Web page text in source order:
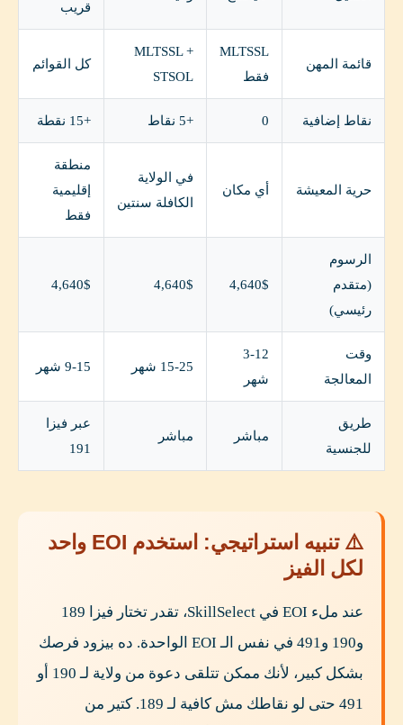
قريب
قائمة المهن
MLTSSL
فقط
MLTSSL +
STSOL
كل القوائم
نقاط إضافية 0 +5 نقاط +15 نقطة
حرية المعيشة أي مكان
في الولاية
الكافلة سنتين
منطقة
إقليمية
فقط
الرسوم
(متقدم
رئيسي)
4,640$
4,640$
4,640$
وقت
المعالجة
3-12
شهر
15-25 شهر 9-15 شهر
طريق
للجنسية
مباشر مباشر
عبر فيزا
191
⚠️ تنبيه استراتيجي: استخدم EOI واحد
لكل الفيز
عند ملء EOI في SkillSelect، تقدر تختار فيزا 189
و190 و491 في نفس الـ EOI الواحدة. ده بيزود فرصك
بشكل كبير، لأنك ممكن تتلقى دعوة من ولاية لـ 190 أو
491 حتى لو نقاطك مش كافية لـ 189. كتير من